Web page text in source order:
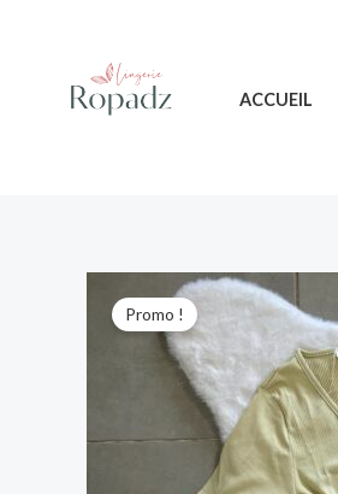
ACCUEIL
Promo !